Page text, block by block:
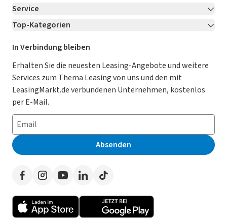
Über LeasingMarkt.de
Karriere Jetzt bewerben!
Für Händler
Kooperation mit AutoScout24
AGB
Datenschutz
Impressum
Erklärung zur Barrierefreiheit
Presse
Service
Kontakt
Ratgeber
Magazin
Datenschutz-Einstellungen
So funktioniert’s
Häufig gestellte Fragen
Leasing-Lexikon
Auto-Tests
Werben auf LeasingMarkt.de
Top-Kategorien
Leasing Deals
Gebrauchtwagen Leasing
Leasing ohne Anzahlung
E-Auto Leasing
Privatleasing
Leasing-Vergleiche
Herstellerverzeichnis
Händlerverzeichnis
In Verbindung bleiben
Erhalten Sie die neuesten Leasing-Angebote und weitere
Services zum Thema Leasing von uns und den mit
LeasingMarkt.de verbundenen Unternehmen, kostenlos
per E-Mail.
Absenden